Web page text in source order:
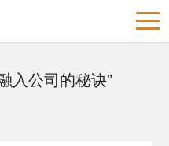
入公司的秘诀”